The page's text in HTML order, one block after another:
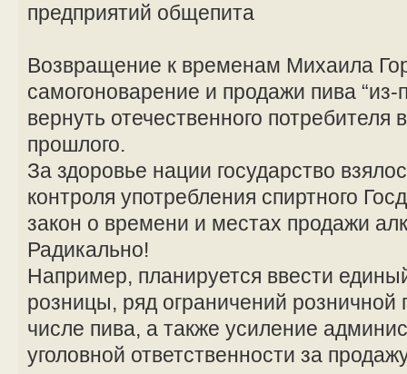
предприятий общепита
Возвращение к временам Михаила
самогоноварение и продажи пива “из-
вернуть отечественного потребителя
прошлого.
За здоровье нации государство
контроля употребления спиртного
закон о времени и местах продажи
Радикально!
Например, планируется ввести
розницы, ряд ограничений розничной
числе пива, а также усиление
уголовной ответственности за